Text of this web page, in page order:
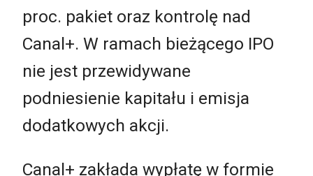
proc. pakiet oraz kontrolę nad
Canal+. W ramach bieżącego IPO
nie jest przewidywane
podniesienie kapitału i emisja
dodatkowych akcji.
Canal+ zakłada wypłatę w formie